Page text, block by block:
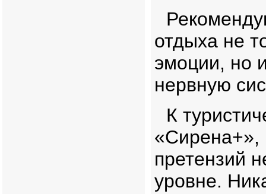
отдыха не
эмоции, но
нервную
К
«Сирена+»,
претензий
уровне.